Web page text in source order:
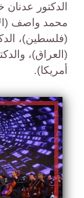
الدكتور
محمد واصف
(فلسطين)،
(العراق)،
أمريكا).